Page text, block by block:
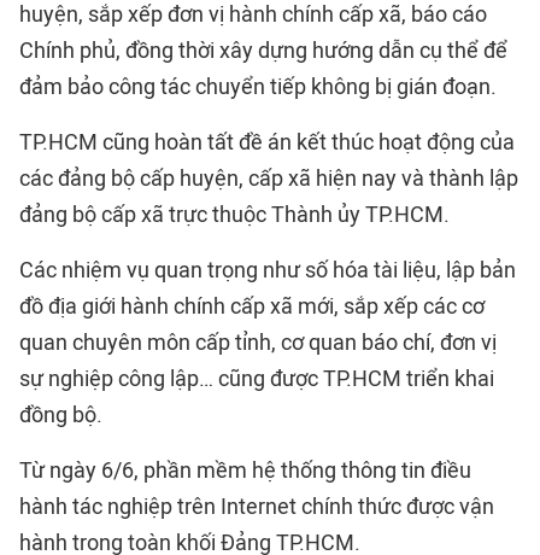
huyện, sắp xếp đơn vị hành chính cấp xã, báo cáo
Chính phủ, đồng thời xây dựng hướng dẫn cụ thể để
đảm bảo công tác chuyển tiếp không bị gián đoạn.
TP.HCM cũng hoàn tất đề án kết thúc hoạt động của
các đảng bộ cấp huyện, cấp xã hiện nay và thành lập
đảng bộ cấp xã trực thuộc Thành ủy TP.HCM.
Các nhiệm vụ quan trọng như số hóa tài liệu, lập bản
đồ địa giới hành chính cấp xã mới, sắp xếp các cơ
quan chuyên môn cấp tỉnh, cơ quan báo chí, đơn vị
sự nghiệp công lập… cũng được TP.HCM triển khai
đồng bộ.
Từ ngày 6/6, phần mềm hệ thống thông tin điều
hành tác nghiệp trên Internet chính thức được vận
hành trong toàn khối Đảng TP.HCM.